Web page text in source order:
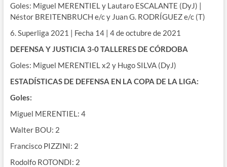
Goles: Miguel MERENTIEL y Lautaro ESCALANTE (DyJ) |
Néstor BREITENBRUCH e/c y Juan G. RODRÍGUEZ e/c (T)
6. Superliga 2021 | Fecha 14 | 4 de octubre de 2021
DEFENSA Y JUSTICIA 3-0 TALLERES DE CÓRDOBA
Goles: Miguel MERENTIEL x2 y Hugo SILVA (DyJ)
ESTADÍSTICAS DE DEFENSA EN LA COPA DE LA LIGA:
Goles:
Miguel MERENTIEL: 4
Walter BOU: 2
Francisco PIZZINI: 2
Rodolfo ROTONDI: 2